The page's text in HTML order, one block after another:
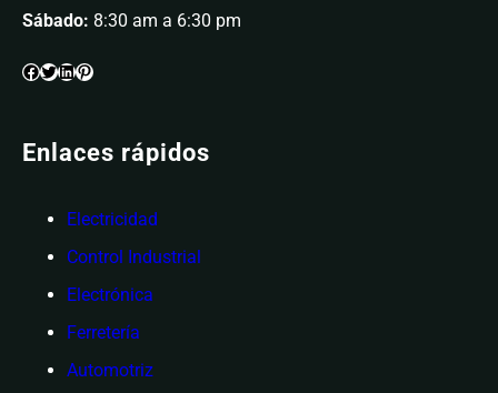
Sábado: 8:30 am a 6:30 pm
Enlaces rápidos
Electricidad
Control Industrial
Electrónica
Ferretería
Automotriz